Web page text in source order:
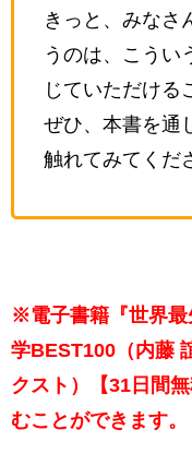
きっと、みなさ
うのは、こうい
じていただける
ぜひ、本書を通
触れてみてくだ
※電子書籍『世界最
学BEST100（内藤
クスト）【31日間
むことができます。